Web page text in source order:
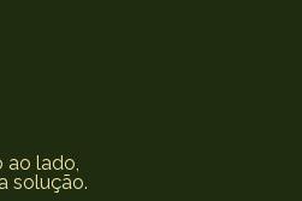
lado,
solução.